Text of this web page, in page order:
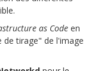
as Codeen
tirage" de l'image